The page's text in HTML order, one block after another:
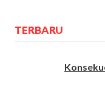
TERBARU